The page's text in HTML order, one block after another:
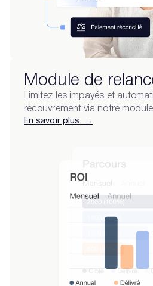
Module de
Limitez les impayés et
recouvrement via notre
En savoir plus →